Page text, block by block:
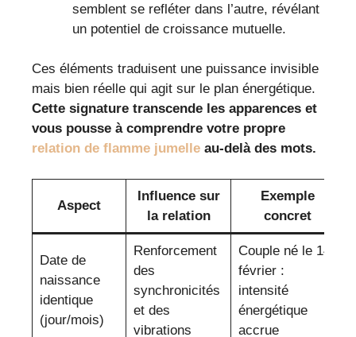
semblent se refléter dans l’autre, révélant
un potentiel de croissance mutuelle.
Ces éléments traduisent une puissance invisible
mais bien réelle qui agit sur le plan énergétique.
Cette signature transcende les apparences et
vous pousse à comprendre votre propre
relation de flamme jumelle au-delà des mots.
Aspect
Influence sur
la relation
Exemple
concret
Date de
naissance
identique
(jour/mois)
Renforcement
des
synchronicités
et des
vibrations
Couple né le 14
février :
intensité
énergétique
accrue